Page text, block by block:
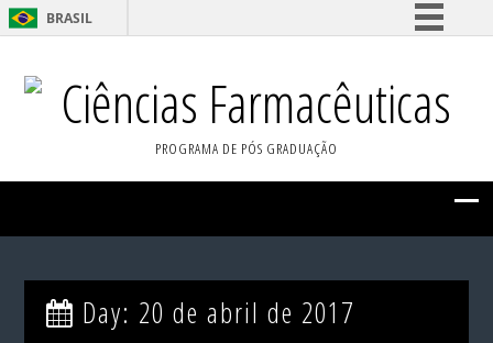
BRASIL
Comunica BR
Participe
Acesso à informação
Ciências Farmacêuticas
PROGRAMA DE PÓS GRADUAÇÃO
Day: 20 de abril de 2017